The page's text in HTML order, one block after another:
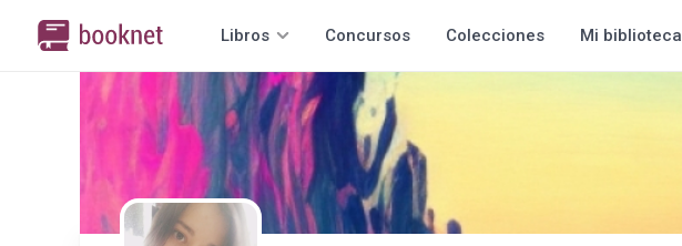
Libros Concursos Colecciones Mi biblioteca